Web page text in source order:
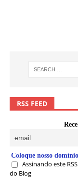
RSS FEED
Coloque nosso
Assinando este
do Blog